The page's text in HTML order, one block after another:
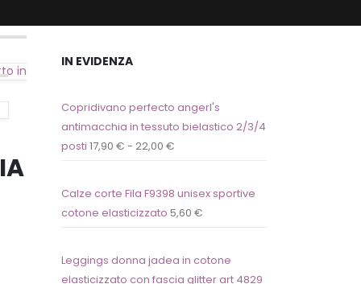
in
IN EVIDENZA
Copridivano perfecto angerl's
antimacchia in tessuto bielastico 2/3/4
posti 17,90 € - 22,00 €
Calze corte Fila F9398 unisex sportive
cotone elasticizzato 5,60 €
Leggings donna jadea in cotone
elasticizzato con fascia glitter art 4829